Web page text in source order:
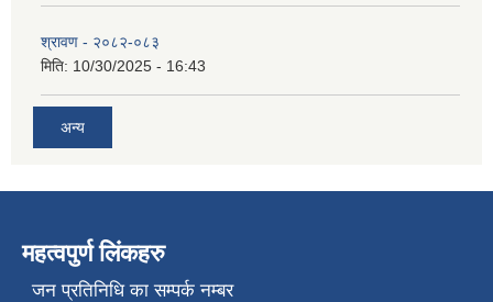
श्रावण - २०८२-०८३
मिति: 10/30/2025 - 16:43
अन्य
महत्वपुर्ण लिंकहरु
जन प्रतिनिधि का सम्पर्क नम्बर